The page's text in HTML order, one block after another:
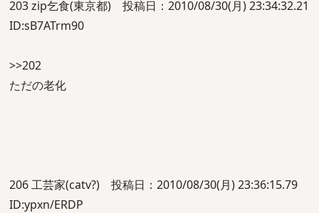
203 zip乞食(東京都) 投稿日：2010/08/30(月) 23:34:32.21
ID:sB7ATrm90
>>202
ただの老化
206 工芸家(catv?) 投稿日：2010/08/30(月) 23:36:15.79
ID:ypxn/ERDP